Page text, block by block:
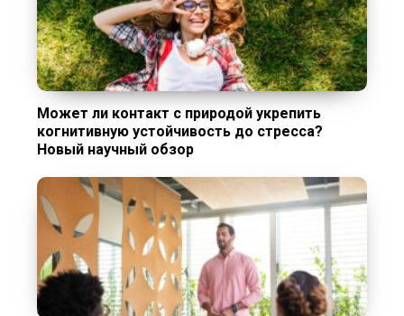
Может ли контакт с природой укрепить
когнитивную устойчивость до стресса?
Новый научный обзор